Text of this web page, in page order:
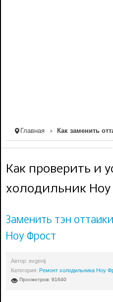
Главная Как заменить
Как проверить и
холодильник Ноу
Заменить тэн
Ноу Фрост
Автор: evgenij
Категория: Ремонт холодильника Ноу
Просмотров: 91640